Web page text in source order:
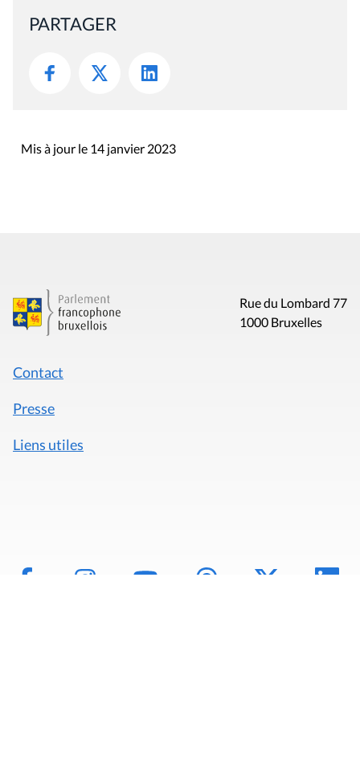
PARTAGER
Mis à jour le 14 janvier 2023
Rue du Lombard 77
1000 Bruxelles
Contact
Presse
Liens utiles